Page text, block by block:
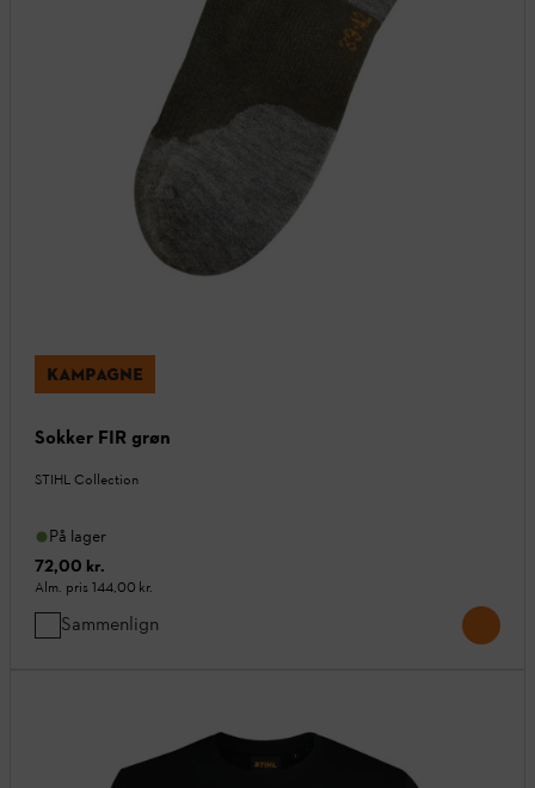
KAMPAGNE
Sokker FIR grøn
STIHL Collection
På lager
72,00 kr.
Alm. pris 144,00 kr.
Sammenlign